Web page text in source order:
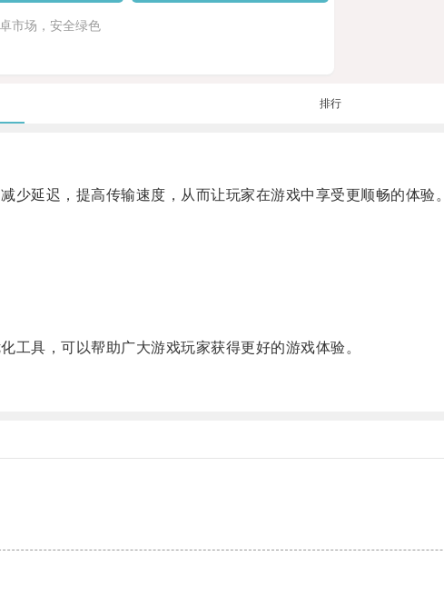
市场，安全绿色
排行
延迟，提高传输速度，从而让玩家在游戏中享受更顺畅的体验。
具，可以帮助广大游戏玩家获得更好的游戏体验。